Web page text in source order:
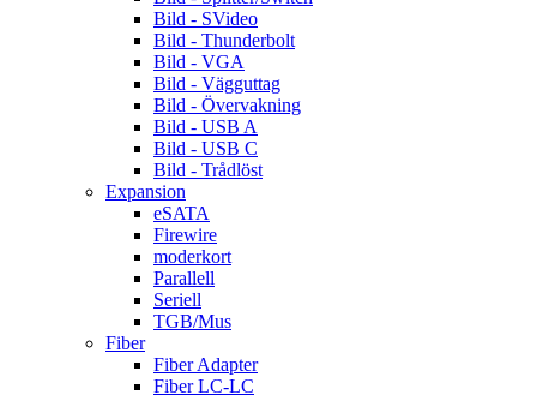
Bild - SVideo
Bild - Thunderbolt
Bild - VGA
Bild - Vägguttag
Bild - Övervakning
Bild - USB A
Bild - USB C
Bild - Trådlöst
Expansion
eSATA
Firewire
moderkort
Parallell
Seriell
TGB/Mus
Fiber
Fiber Adapter
Fiber LC-LC